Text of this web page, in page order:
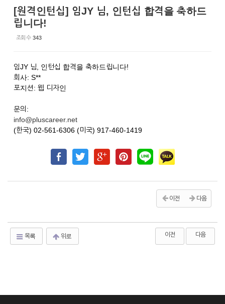
[원격인턴십] 임JY 님, 인턴십 합격을 축하드
립니다!
조회 수 343
임JY 님, 인턴십 합격을 축하드립니다!
회사: S**
포지션: 웹 디자인
문의:
info@pluscareer.net
(한국) 02-561-6306 (미국) 917-460-1419
이전 다음
목록 위로 이전 다음